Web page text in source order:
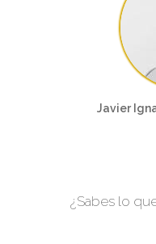
Javier
¿Sabes lo